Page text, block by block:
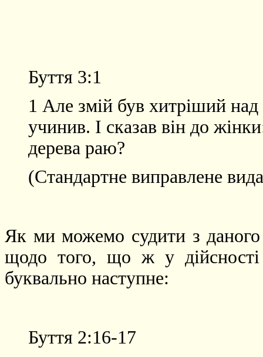
Буття 3:1
1 Але змій був хитріший
учинив. І сказав він до
дерева раю?
(Стандартне виправлене
Як ми можемо судити з
щодо того, що ж у
буквально наступне:
Буття 2:16-17